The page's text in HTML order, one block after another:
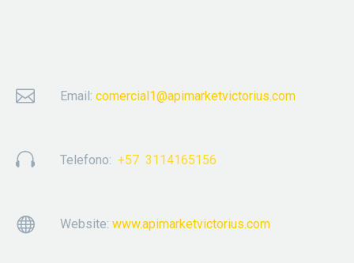

 Email: comercial1@apimarketvictorius.com

 Telefono: +57 3114165156

 Website: www.apimarketvictorius.com